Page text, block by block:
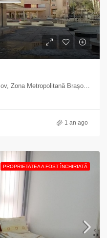
1 an ago
PROPRIETATEA A FOST ÎNCHIRIATĂ